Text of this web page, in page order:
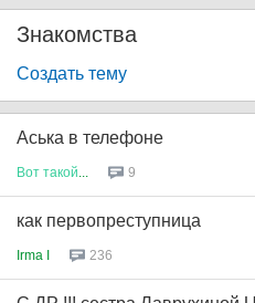
Знакомства
Создать тему
Аська в телефоне
Вот такой 9
как первопреступница
Irma I 236